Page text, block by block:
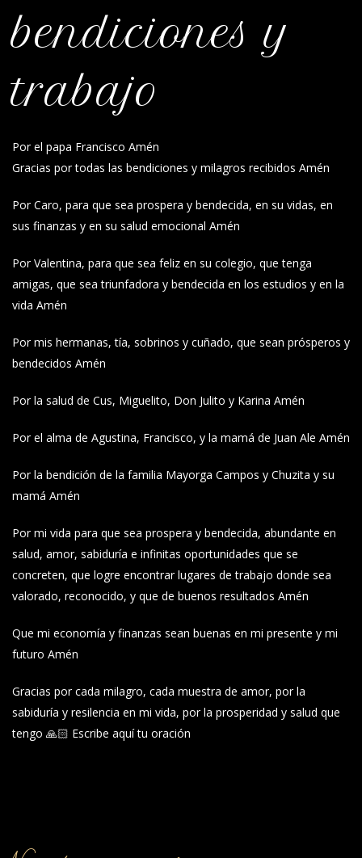
bendiciones y
trabajo
Por el papa Francisco Amén
Gracias por todas las bendiciones y milagros recibidos Amén
Por Caro, para que sea prospera y bendecida, en su vidas, en
sus finanzas y en su salud emocional Amén
Por Valentina, para que sea feliz en su colegio, que tenga
amigas, que sea triunfadora y bendecida en los estudios y en la
vida Amén
Por mis hermanas, tía, sobrinos y cuñado, que sean prósperos y
bendecidos Amén
Por la salud de Cus, Miguelito, Don Julito y Karina Amén
Por el alma de Agustina, Francisco, y la mamá de Juan Ale Amén
Por la bendición de la familia Mayorga Campos y Chuzita y su
mamá Amén
Por mi vida para que sea prospera y bendecida, abundante en
salud, amor, sabiduría e infinitas oportunidades que se
concreten, que logre encontrar lugares de trabajo donde sea
valorado, reconocido, y que de buenos resultados Amén
Que mi economía y finanzas sean buenas en mi presente y mi
futuro Amén
Gracias por cada milagro, cada muestra de amor, por la
sabiduría y resilencia en mi vida, por la prosperidad y salud que
tengo 🙏🏻 Escribe aquí tu oración